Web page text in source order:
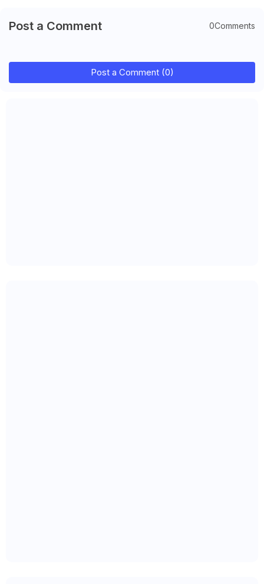
Post a Comment 0Comments
Post a Comment (0)